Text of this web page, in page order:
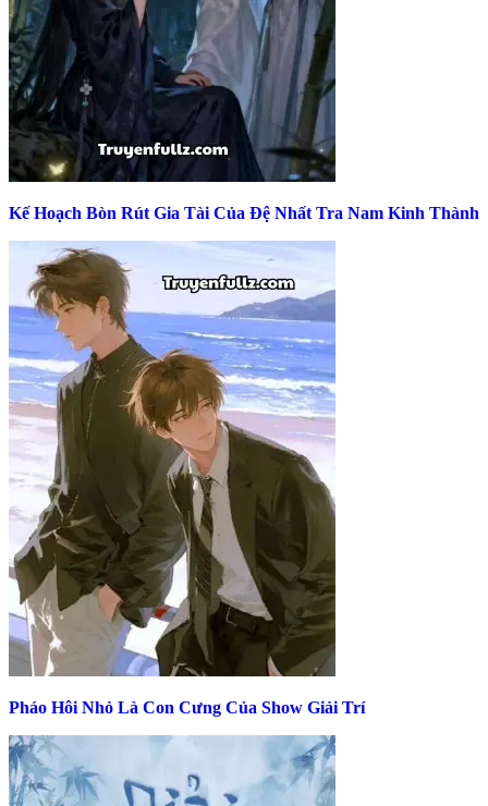
Kế Hoạch Bòn Rút Gia Tài Của Đệ Nhất Tra Nam Kinh Thành
Pháo Hôi Nhỏ Là Con Cưng Của Show Giải Trí